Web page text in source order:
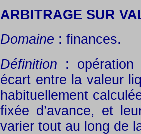
ARBITRAGE SUR
Domaine : finances.
Définition : opération
écart entre la valeur
habituellement
fixée d’avance, et
varier tout au long de